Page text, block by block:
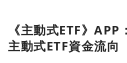
《主動式ETF》
主動式ETF資金流向